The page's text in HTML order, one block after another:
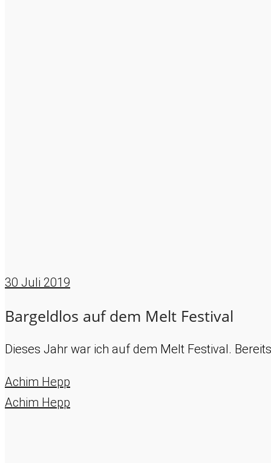
30 Juli 2019
Bargeldlos auf dem Melt Festival
Dieses Jahr war ich auf dem Melt Festival.
Achim Hepp
Achim Hepp